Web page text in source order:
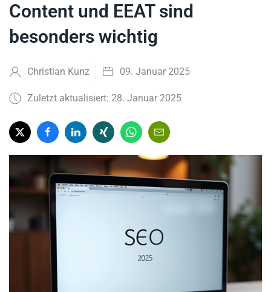
Content und EEAT sind
besonders wichtig
Christian Kunz 09. Januar 2025
Zuletzt aktualisiert: 28. Januar 2025